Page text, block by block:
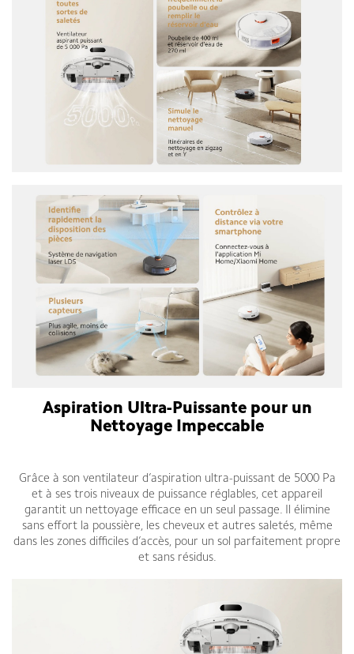
Aspiration Ultra-Puissante pour un
Nettoyage Impeccable
Grâce à son ventilateur d’aspiration ultra-puissant de 5000 Pa
et à ses trois niveaux de puissance réglables, cet appareil
garantit un nettoyage efficace en un seul passage. Il élimine
sans effort la poussière, les cheveux et autres saletés, même
dans les zones difficiles d’accès, pour un sol parfaitement propre
et sans résidus.